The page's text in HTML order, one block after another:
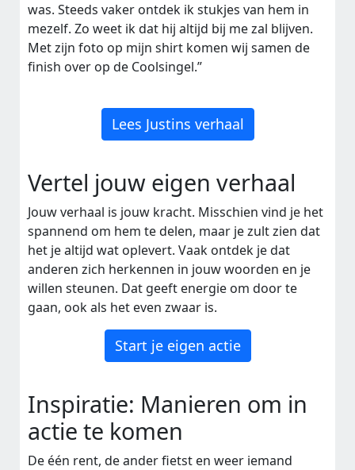
was. Steeds vaker ontdek ik stukjes van hem in
mezelf. Zo weet ik dat hij altijd bij me zal blijven.
Met zijn foto op mijn shirt komen wij samen de
finish over op de Coolsingel.”
Lees Justins verhaal
Vertel jouw eigen verhaal
Jouw verhaal is jouw kracht. Misschien vind je het
spannend om hem te delen, maar je zult zien dat
het je altijd wat oplevert. Vaak ontdek je dat
anderen zich herkennen in jouw woorden en je
willen steunen. Dat geeft energie om door te
gaan, ook als het even zwaar is.
Start je eigen actie
Inspiratie: Manieren om in
actie te komen
De één rent, de ander fietst en weer iemand